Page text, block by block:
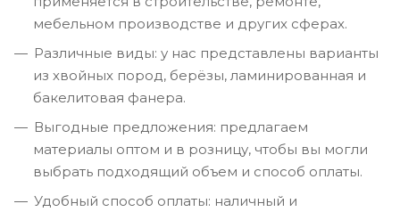
мебельном производстве и других сферах.
Различные виды: у нас представлены варианты
из хвойных пород, берёзы, ламинированная и
бакелитовая фанера.
Выгодные предложения: предлагаем
материалы оптом и в розницу, чтобы вы могли
выбрать подходящий объем и способ оплаты.
Удобный способ оплаты: наличный и